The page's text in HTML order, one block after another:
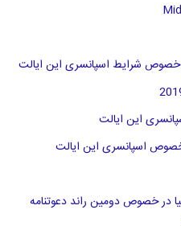
خصوص شرایط اسپانسری این ایالت
این ایالت
خصوص اسپانسری این ایالت
در خصوص دومین راند دعوتنامه